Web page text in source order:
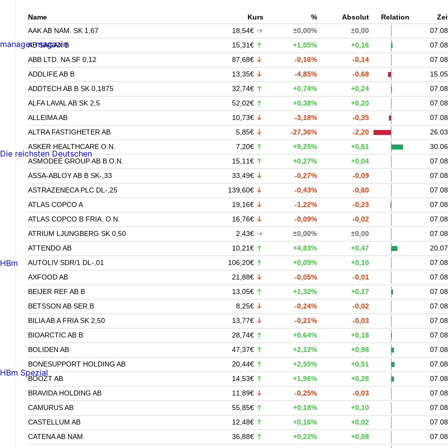
Name Kurs % Absolut Relation
AAK AB NAM. SK 1,67
18,54€ ±0,00% ±0,00
AB SAGAX B
15,31€ +1,05% +0,16
ABB LTD. NA SF 0,12
87,68€ -0,16% -0,14
ADDLIFE AB B
13,35€ -4,85% -0,68
ADDTECH AB B SK 0,1875
32,74€ +0,74% +0,24
ALFA LAVAL AB SK 2,5
52,02€ +0,38% +0,20
ALLEIMA AB
10,73€ -3,18% -0,35
ALTRA FASTIGHETER AB
5,85€ -27,36% -2,20
ASKER HEALTHCARE O.N.
7,20€ +9,25% +0,61
ASMODEE GROUP AB B O.N.
15,11€ +0,27% +0,04
ASSA-ABLOY AB B SK-,33
33,49€ -0,27% -0,09
ASTRAZENECA PLC DL-,25
139,60€ -0,43% -0,60
ATLAS COPCO A
19,16€ -1,22% -0,23
ATLAS COPCO B FRIA. O.N.
16,76€ -0,09% -0,02
ATRIUM LJUNGBERG SK 0,50
2,43€ ±0,00% ±0,00
ATTENDO AB
10,21€ +4,83% +0,47
AUTOLIV SDR/1 DL-,01
106,20€ +0,09% +0,10
AXFOOD AB
21,88€ -0,05% -0,01
BEIJER REF AB B
13,05€ +1,32% +0,17
BETSSON AB SER.B
8,25€ -0,24% -0,02
BILIA AB A FRIA SK 2,50
13,77€ -0,21% -0,03
BIOARCTIC AB B
28,74€ +0,64% +0,18
BOLIDEN AB
47,37€ +2,12% +0,98
BONESUPPORT HOLDING AB
20,44€ +2,55% +0,51
BOOZT AB
14,53€ +1,96% +0,28
BRAVIDA HOLDING AB
11,89€ -0,25% -0,03
CAMURUS AB
55,85€ +0,18% +0,10
CASTELLUM AB
12,48€ +0,16% +0,02
CATENA AB NAM.
36,88€ +0,22% +0,08
manager magazin
Die reichsten Deutschen
HBm
HBm Spezial